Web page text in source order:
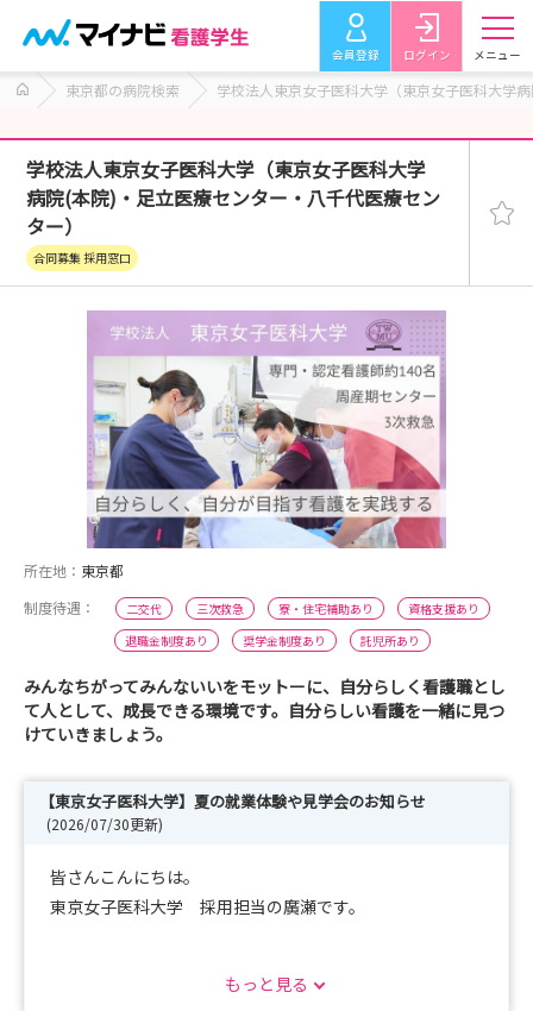
会員登録 ログイン メニュー
東京都の病院検索 学校法人東京女子医科大学（東京女子医科大学
学校法人東京女子医科大学（東京女子医科大学
病院(本院)・足立医療センター・八千代医療セン
ター）
合同募集 採用窓口
所在地： 東京都
制度待遇：
二交代 三次救急 寮・住宅補助あり
資格支援あり
退職金制度あり
奨学金制度あり 託児所あり
みんなちがってみんないいをモットーに、自分らしく看護職とし
て人として、成長できる環境です。自分らしい看護を一緒に見つ
けていきましょう。
【東京女子医科大学】夏の就業体験や見学会のお知らせ
(2026/07/30更新)
皆さんこんにちは。
東京女子医科大学 採用担当の廣瀬です。
高度急性期医療を担う大学病院が3施設あります。
もっと見る